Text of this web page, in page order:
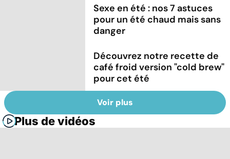
Sexe en été : nos 7 astuces
pour un été chaud mais sans
danger
Découvrez notre recette de
café froid version "cold brew"
pour cet été
Voir plus
Plus de vidéos